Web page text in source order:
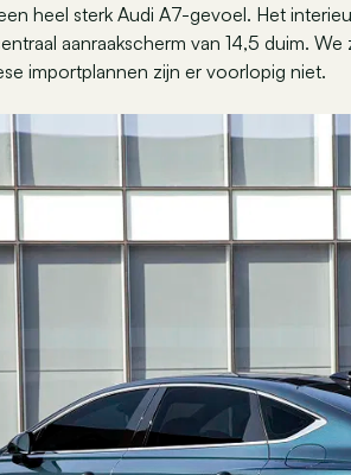
heel sterk Audi A7-gevoel. Het
aanraakscherm van 14,5 duim.
importplannen zijn er voorlopig niet.